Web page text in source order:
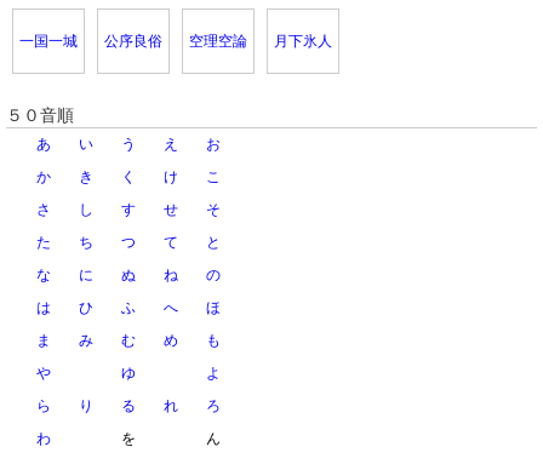
一国一城 公序良俗 空理空論 月下氷人
５０音順
あ い う え
お
か
き く け
こ
さ
し す せ
そ
た
ち つ て
と
な
に ぬ ね
の
は
ひ ふ へ
ほ
ま
み む め
も
や
ゆ
よ
ら
り る れ
ろ
わ
を
ん